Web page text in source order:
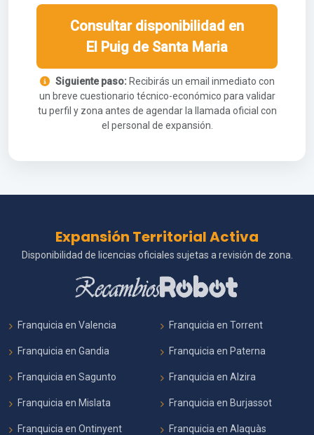
Consultar disponibilidad en
El Puig de Santa Maria
Siguiente paso:Recibirás un email inmediato con
un breve cuestionario técnico-económico para validar
tu perfil y zona antes de agendar la llamada oficial con
el personal de expansión.
Expansión Territorial Activa
Disponibilidad de licencias oficiales sujetas a revisión de zona.
Franquicia en Valencia Franquicia en Torrent
Franquicia en Gandia Franquicia en Paterna
Franquicia en Sagunto Franquicia en Alzira
Franquicia en Mislata Franquicia en Burjassot
Franquicia en Ontinyent Franquicia en Alaquàs